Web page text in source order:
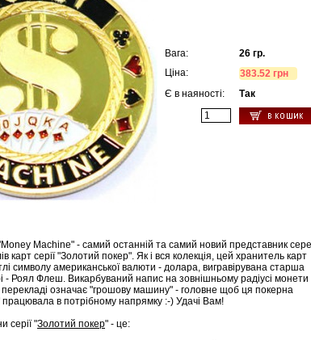
Вага:
26 гр.
Ціна:
383.52 грн
Є в наяності:
Так
Machіne" - самий останній та самий новий представник
карт серії "Золотий покер". Як і вся колекція, цей хранитель карт
символу американської валюти - долара, вигравірувана старша
- Роял Флеш. Викарбуваний напис на зовнішньому радіусі монети
перекладі означає "грошову машину" - головне щоб ця покерна
в потрібному напрямку :-) Удачі Вам!
серії "Золотий покер" - це: